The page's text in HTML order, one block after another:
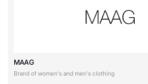
MAAG
Brand of women's and men's clothing